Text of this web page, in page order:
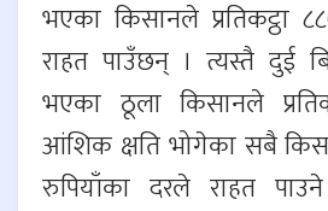
भएका किसानले प्रतिकट्ठा
राहत पाउँछन् । त्यस्तै दुई
भएका ठूला किसानले
आंशिक क्षति भोगेका सबै
रुपियाँका दरले राहत